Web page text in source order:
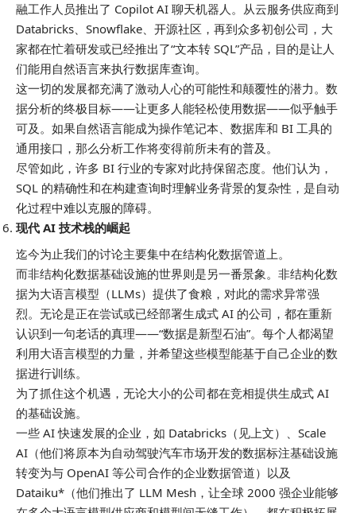
融工作人员推出了 Copilot AI 聊天机器人。从云服务供应商到
Databricks、Snowflake、开源社区，再到众多初创公司，大
家都在忙着研发或已经推出了“文本转 SQL”产品，目的是让人
们能用自然语言来执行数据库查询。
这一切的发展都充满了激动人心的可能性和颠覆性的潜力。数
据分析的终极目标——让更多人能轻松使用数据——似乎触手
可及。如果自然语言能成为操作笔记本、数据库和 BI 工具的
通用接口，那么分析工作将变得前所未有的普及。
尽管如此，许多 BI 行业的专家对此持保留态度。他们认为，
SQL 的精确性和在构建查询时理解业务背景的复杂性，是自动
化过程中难以克服的障碍。
现代 AI 技术栈的崛起
迄今为止我们的讨论主要集中在结构化数据管道上。
而非结构化数据基础设施的世界则是另一番景象。非结构化数
据为大语言模型（LLMs）提供了食粮，对此的需求异常强
烈。无论是正在尝试或已经部署生成式 AI 的公司，都在重新
认识到一句老话的真理——“数据是新型石油”。每个人都渴望
利用大语言模型的力量，并希望这些模型能基于自己企业的数
据进行训练。
为了抓住这个机遇，无论大小的公司都在竞相提供生成式 AI
的基础设施。
一些 AI 快速发展的企业，如 Databricks（见上文）、Scale
AI（他们将原本为自动驾驶汽车市场开发的数据标注基础设施
转变为与 OpenAI 等公司合作的企业数据管道）以及
Dataiku*（他们推出了 LLM Mesh，让全球 2000 强企业能够